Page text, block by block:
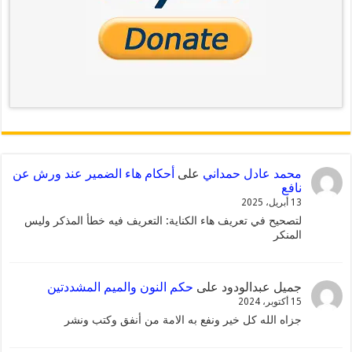
محمد عادل حمدانيعلى أحكام هاء الضمير عند ورش عن
نافع
13 أبريل، 2025
لتصحيح في تعريف هاء الكناية: التعريف فيه خطأ المذكر وليس
المنكر
جميل عبدالودودعلى حكم النون والميم المشددتين
15 أكتوبر، 2024
جزاه الله كل خير ونفع به الامة من أنفق وكتب ونشر